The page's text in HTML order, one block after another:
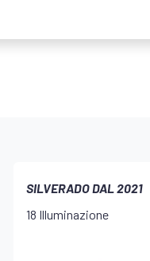
SILVERADO DAL 2021
18 Illuminazione